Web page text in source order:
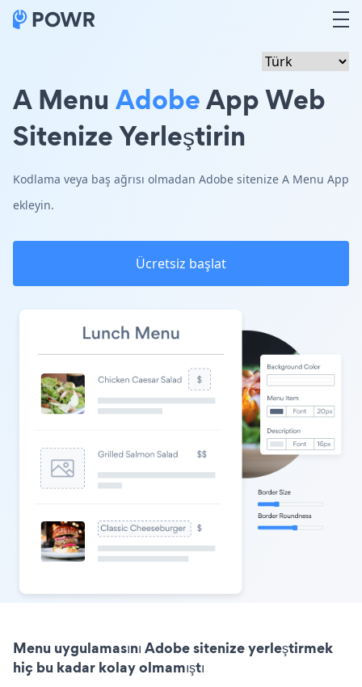
A Menu AdobeApp Web
Sitenize Yerleştirin
Kodlama veya baş ağrısı olmadan Adobe sitenize A Menu App
ekleyin.
Ücretsiz başlat
Menu uygulamasını Adobe sitenize yerleştirmek
hiç bu kadar kolay olmamıştı